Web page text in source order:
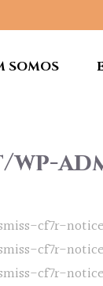
SOMOS
cf7r-
cf7r-
cf7r-